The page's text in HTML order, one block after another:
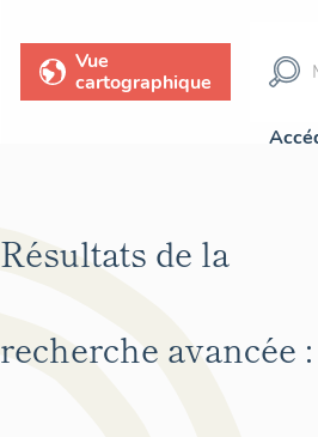
Vue
cartographique
Résultats de la
recherche avancée :